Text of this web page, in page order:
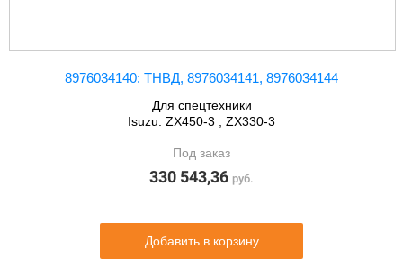
8976034140: ТНВД, 8976034141, 8976034144
Для спецтехники
Isuzu: ZX450-3 , ZX330-3
Под заказ
330 543,36 руб.
Добавить в корзину